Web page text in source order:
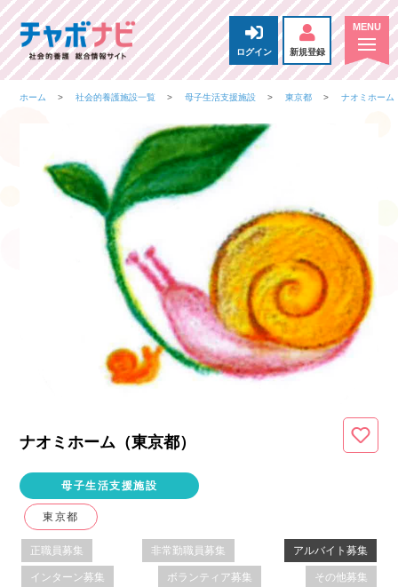
ログイン 新規登録
ホーム 社会的養護施設一覧 母子生活支援施設 東京都 ナオミホーム
ナオミホーム（東京都）
母子生活支援施設
東京都
正職員募集 非常勤職員募集 アルバイト募集
インターン募集 ボランティア募集 その他募集